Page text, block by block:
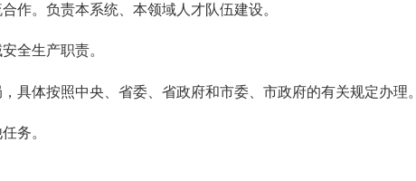
。负责本系统、本领域人才队伍建设。
全生产职责。
体按照中央、省委、省政府和市委、市政府的有关规定办理。
务。